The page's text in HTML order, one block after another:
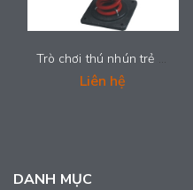
Trò chơi thú nhún trẻ em - LDPE-002
Liên hệ
DANH MỤC